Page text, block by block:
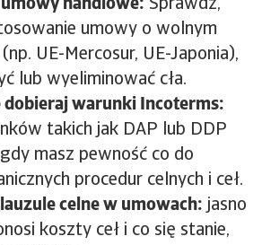
handlowe: Sprawdź,
umowy o wolnym
UE-Mercosur, UE-Japonia),
lub wyeliminować cła.
dobieraj warunki Incoterms:
takich jak DAP lub DDP
masz pewność co do
procedur celnych i ceł.
celne w umowach: jasno
koszty ceł i co się stanie,